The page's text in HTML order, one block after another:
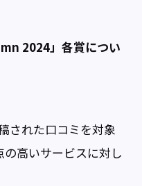
2024」各賞につい
された口コミを対象
高いサービスに対し